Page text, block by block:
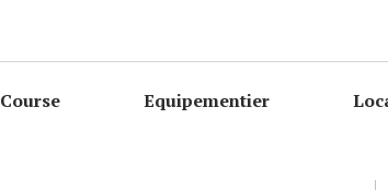
Course Equipementier